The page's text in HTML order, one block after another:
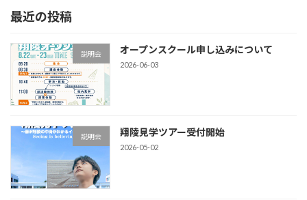
最近の投稿
説明会 オープンスクール申し込みについて
2026-06-03
説明会 翔陵見学ツアー受付開始
2026-05-02